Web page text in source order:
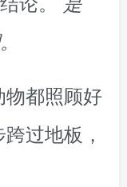
物都照顾好
过地板，